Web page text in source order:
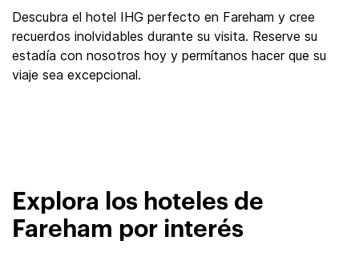
Descubra el hotel IHG perfecto en Fareham y cree
recuerdos inolvidables durante su visita. Reserve su
estadía con nosotros hoy y permítanos hacer que su
viaje sea excepcional.
Explora los hoteles de
Fareham por interés